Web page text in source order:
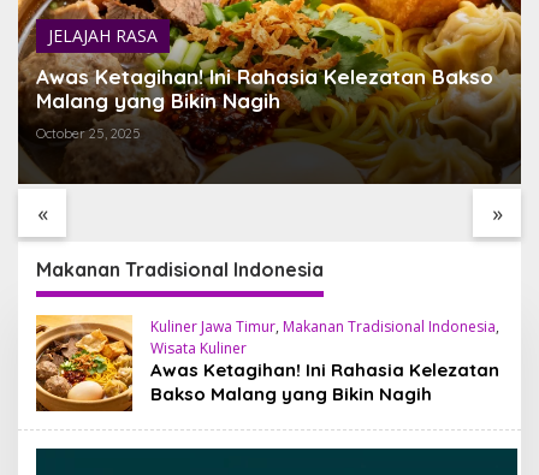
JELAJAH RASA
Awas Ketagihan! Ini Rahasia Kelezatan Bakso
Malang yang Bikin Nagih
October 25, 2025
« »
TEMUKAN BALI YANG
BELUM PERNAH KAMU
SARI TIMBUL GLASS
FACTORY HIDDEN GEM
Makanan Tradisional Indonesia
Kuliner Jawa Timur, Makanan Tradisional Indonesia,
Wisata Kuliner
Awas Ketagihan! Ini Rahasia Kelezatan
Bakso Malang yang Bikin Nagih